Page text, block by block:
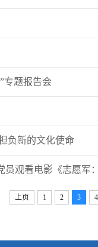
专题报告会
负新的文化使命
观看电影《志愿军：
上页 1 2 3 4